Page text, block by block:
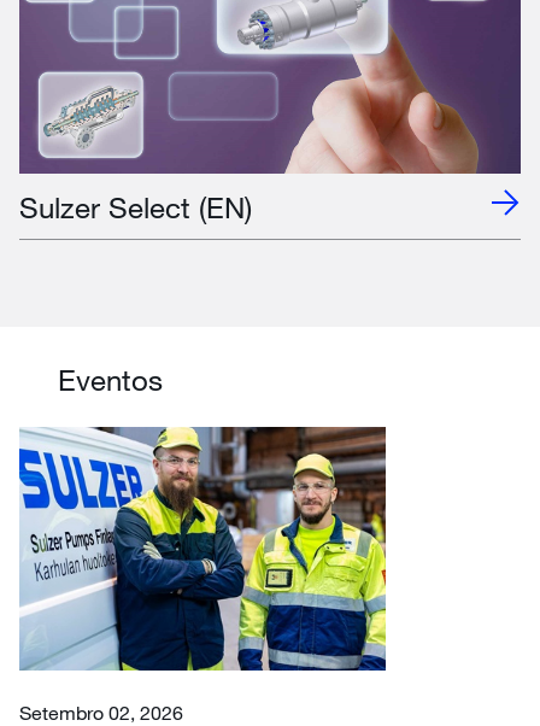
Sulzer Select (EN)
Eventos
Setembro 02, 2026